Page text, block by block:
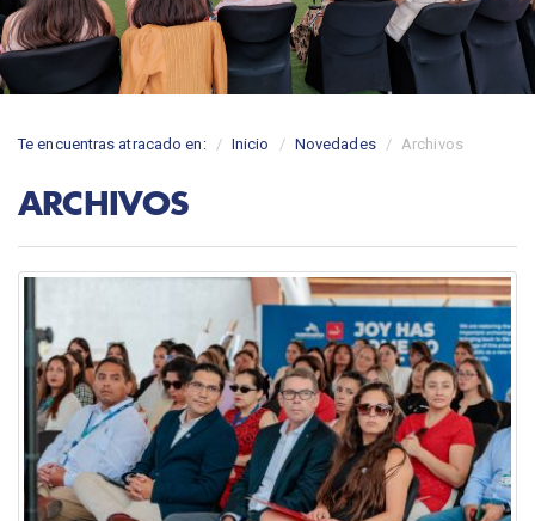
Te encuentras atracado en: Inicio Novedades Archivos
ARCHIVOS